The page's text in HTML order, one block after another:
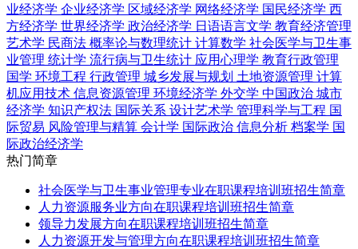
业经济学 企业经济学 区域经济学 网络经济学 国民经济学 西
方经济学 世界经济学 政治经济学 日语语言文学 教育经济管理
艺术学 民商法 概率论与数理统计 计算数学 社会医学与卫生事
业管理 统计学 流行病与卫生统计 应用心理学 教育行政管理
国学 环境工程 行政管理 城乡发展与规划 土地资源管理 计算
机应用技术 信息资源管理 环境经济学 外交学 中国政治 城市
经济学 知识产权法 国际关系 设计艺术学 管理科学与工程 国
际贸易 风险管理与精算 会计学 国际政治 信息分析 档案学 国
际政治经济学
热门简章
社会医学与卫生事业管理专业在职课程培训班招生简章
人力资源服务业方向在职课程培训班招生简章
领导力发展方向在职课程培训班招生简章
人力资源开发与管理方向在职课程培训班招生简章